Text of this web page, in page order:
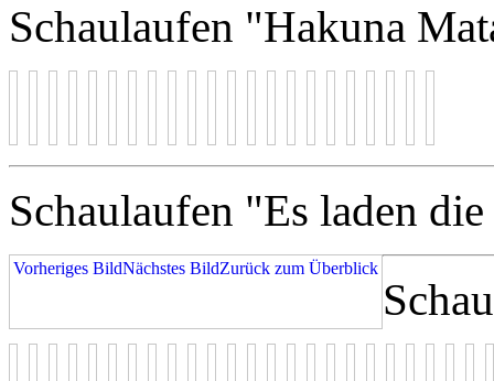
Schaulaufen "Hakuna
Schaulaufen "Es laden
Vorheriges BildNächstes BildZurück zum Überblick